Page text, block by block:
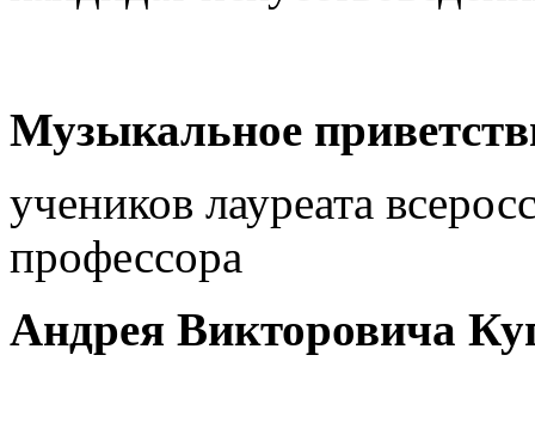
Музыкальное
учеников лауреата
профессора
Андрея Викторовича